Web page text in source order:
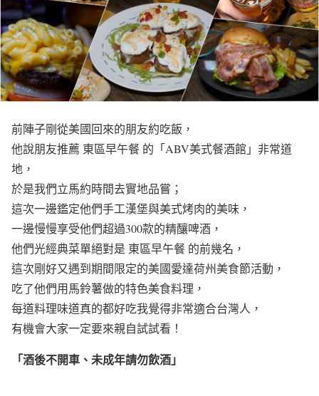
前陣子剛從美國回來的朋友約吃飯，
他說朋友推薦 東區早午餐 的「ABV美式餐酒館」非常道
地，
於是我們立馬約時間去實地品嘗；
這次一邊鑑定他們手工漢堡與美式烤肉的美味，
一邊慢慢享受他們超過300款的精釀啤酒，
他們光經典菜單絕對是 東區早午餐 的前幾名，
這次剛好又遇到期間限定的美國愛達荷州美食節活動，
吃了他們用馬鈴薯做的特色美食料理，
每道料理味道真的都好吃我覺得非常適合台灣人，
有機會大家一定要來親自試試看！
「酒後不開車、未成年請勿飲酒」